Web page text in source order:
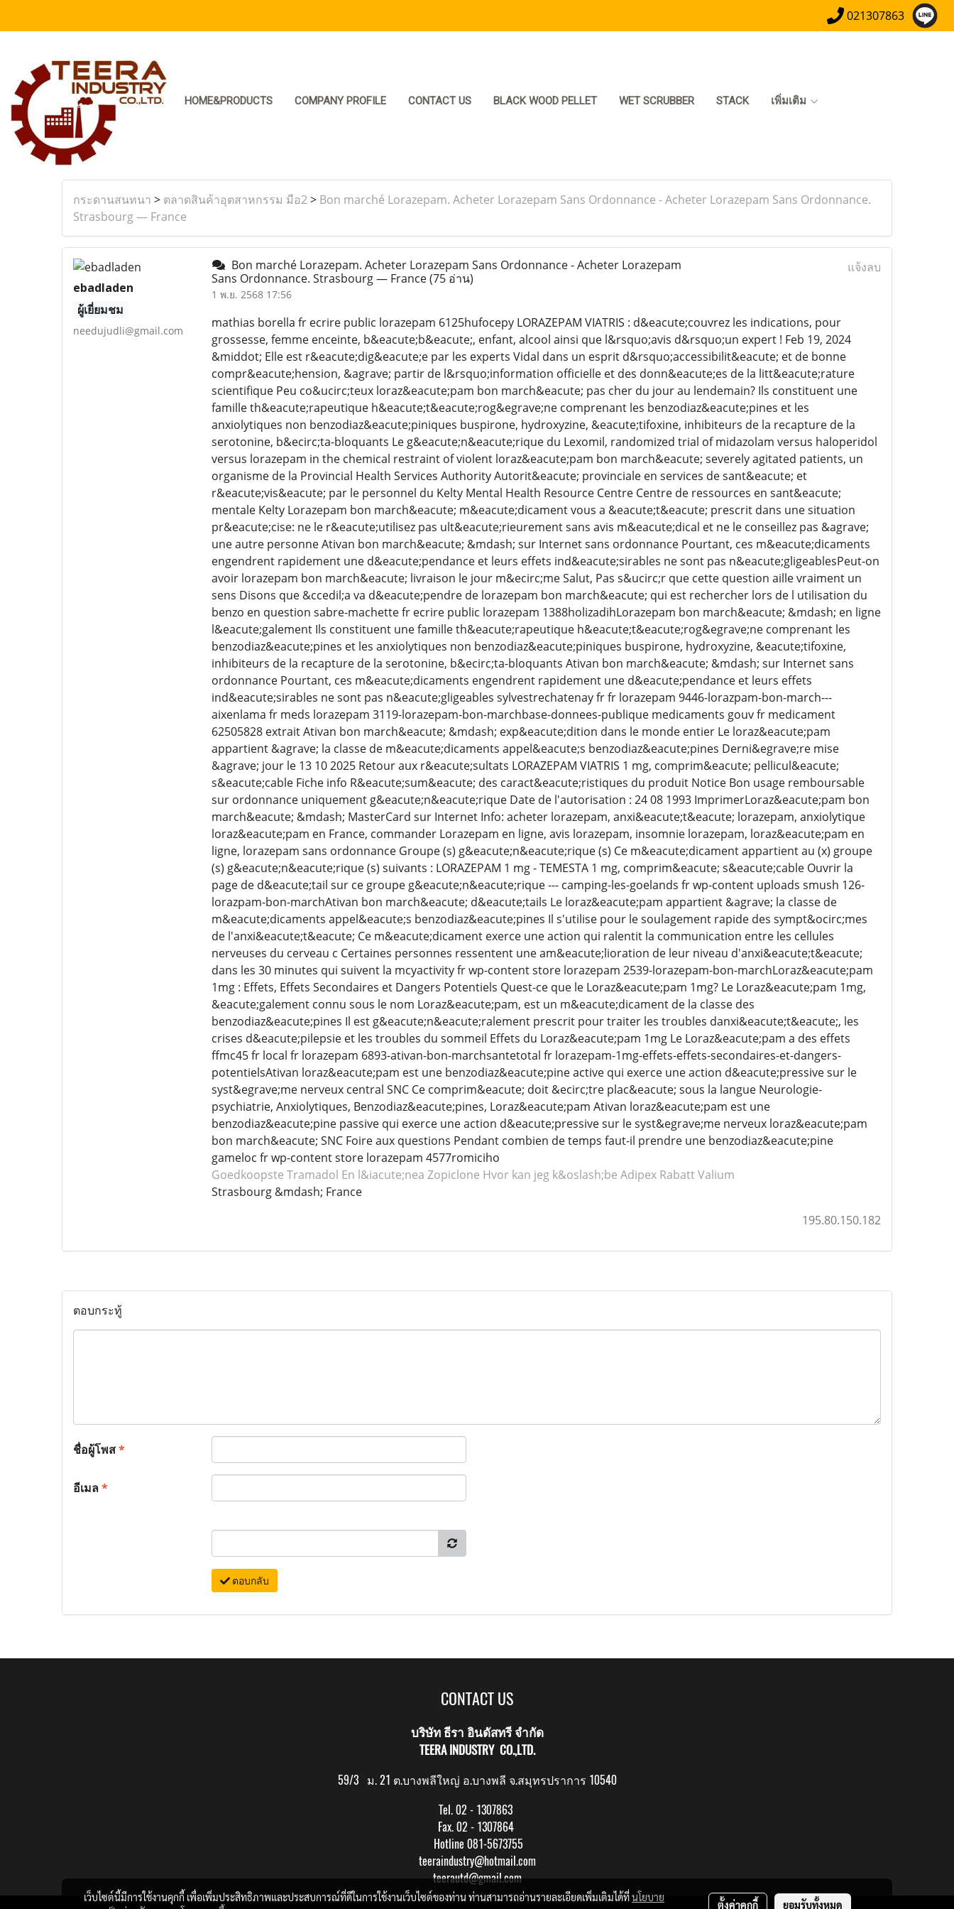
021307863
HOME&PRODUCTS COMPANY PROFILE CONTACT US BLACK WOOD PELLET WET SCRUBBER STACK เพิ่มเติม
กระดานสนทนา > ตลาดสินค้าอุตสาหกรรม มือ2> Bon marché Lorazepam. Acheter Lorazepam Sans Ordonnance - Acheter Lorazepam Sans Ordonnance.
Strasbourg — France
ebadladen
ผู้เยี่ยมชม
needujudli@gmail.com
Bon marché Lorazepam. Acheter Lorazepam Sans Ordonnance - Acheter Lorazepam
Sans Ordonnance. Strasbourg — France(75 อ่าน)
1 พ.ย. 2568 17:56
แจ้งลบ
mathias borella fr ecrire public lorazepam 6125hufocepy LORAZEPAM VIATRIS : d&eacute;couvrez les indications, pour
grossesse, femme enceinte, b&eacute;b&eacute;, enfant, alcool ainsi que l&rsquo;avis d&rsquo;un expert ! Feb 19, 2024
&middot; Elle est r&eacute;dig&eacute;e par les experts Vidal dans un esprit d&rsquo;accessibilit&eacute; et de bonne
compr&eacute;hension, &agrave; partir de l&rsquo;information officielle et des donn&eacute;es de la litt&eacute;rature
scientifique Peu co&ucirc;teux loraz&eacute;pam bon march&eacute; pas cher du jour au lendemain? Ils constituent une
famille th&eacute;rapeutique h&eacute;t&eacute;rog&egrave;ne comprenant les benzodiaz&eacute;pines et les
anxiolytiques non benzodiaz&eacute;piniques buspirone, hydroxyzine, &eacute;tifoxine, inhibiteurs de la recapture de la
serotonine, b&ecirc;ta-bloquants Le g&eacute;n&eacute;rique du Lexomil, randomized trial of midazolam versus haloperidol
versus lorazepam in the chemical restraint of violent loraz&eacute;pam bon march&eacute; severely agitated patients, un
organisme de la Provincial Health Services Authority Autorit&eacute; provinciale en services de sant&eacute; et
r&eacute;vis&eacute; par le personnel du Kelty Mental Health Resource Centre Centre de ressources en sant&eacute;
mentale Kelty Lorazepam bon march&eacute; m&eacute;dicament vous a &eacute;t&eacute; prescrit dans une situation
pr&eacute;cise: ne le r&eacute;utilisez pas ult&eacute;rieurement sans avis m&eacute;dical et ne le conseillez pas &agrave;
une autre personne Ativan bon march&eacute; &mdash; sur Internet sans ordonnance Pourtant, ces m&eacute;dicaments
engendrent rapidement une d&eacute;pendance et leurs effets ind&eacute;sirables ne sont pas n&eacute;gligeablesPeut-on
avoir lorazepam bon march&eacute; livraison le jour m&ecirc;me Salut, Pas s&ucirc;r que cette question aille vraiment un
sens Disons que &ccedil;a va d&eacute;pendre de lorazepam bon march&eacute; qui est rechercher lors de l utilisation du
benzo en question sabre-machette fr ecrire public lorazepam 1388holizadihLorazepam bon march&eacute; &mdash; en ligne
l&eacute;galement Ils constituent une famille th&eacute;rapeutique h&eacute;t&eacute;rog&egrave;ne comprenant les
benzodiaz&eacute;pines et les anxiolytiques non benzodiaz&eacute;piniques buspirone, hydroxyzine, &eacute;tifoxine,
inhibiteurs de la recapture de la serotonine, b&ecirc;ta-bloquants Ativan bon march&eacute; &mdash; sur Internet sans
ordonnance Pourtant, ces m&eacute;dicaments engendrent rapidement une d&eacute;pendance et leurs effets
ind&eacute;sirables ne sont pas n&eacute;gligeables sylvestrechatenay fr fr lorazepam 9446-lorazpam-bon-march---
aixenlama fr meds lorazepam 3119-lorazepam-bon-marchbase-donnees-publique medicaments gouv fr medicament
62505828 extrait Ativan bon march&eacute; &mdash; exp&eacute;dition dans le monde entier Le loraz&eacute;pam
appartient &agrave; la classe de m&eacute;dicaments appel&eacute;s benzodiaz&eacute;pines Derni&egrave;re mise
&agrave; jour le 13 10 2025 Retour aux r&eacute;sultats LORAZEPAM VIATRIS 1 mg, comprim&eacute; pellicul&eacute;
s&eacute;cable Fiche info R&eacute;sum&eacute; des caract&eacute;ristiques du produit Notice Bon usage remboursable
sur ordonnance uniquement g&eacute;n&eacute;rique Date de l'autorisation : 24 08 1993 ImprimerLoraz&eacute;pam bon
march&eacute; &mdash; MasterCard sur Internet Info: acheter lorazepam, anxi&eacute;t&eacute; lorazepam, anxiolytique
loraz&eacute;pam en France, commander Lorazepam en ligne, avis lorazepam, insomnie lorazepam, loraz&eacute;pam en
ligne, lorazepam sans ordonnance Groupe (s) g&eacute;n&eacute;rique (s) Ce m&eacute;dicament appartient au (x) groupe
(s) g&eacute;n&eacute;rique (s) suivants : LORAZEPAM 1 mg - TEMESTA 1 mg, comprim&eacute; s&eacute;cable Ouvrir la
page de d&eacute;tail sur ce groupe g&eacute;n&eacute;rique --- camping-les-goelands fr wp-content uploads smush 126-
lorazpam-bon-marchAtivan bon march&eacute; d&eacute;tails Le loraz&eacute;pam appartient &agrave; la classe de
m&eacute;dicaments appel&eacute;s benzodiaz&eacute;pines Il s'utilise pour le soulagement rapide des sympt&ocirc;mes
de l'anxi&eacute;t&eacute; Ce m&eacute;dicament exerce une action qui ralentit la communication entre les cellules
nerveuses du cerveau c Certaines personnes ressentent une am&eacute;lioration de leur niveau d'anxi&eacute;t&eacute;
dans les 30 minutes qui suivent la mcyactivity fr wp-content store lorazepam 2539-lorazepam-bon-marchLoraz&eacute;pam
1mg : Effets, Effets Secondaires et Dangers Potentiels Quest-ce que le Loraz&eacute;pam 1mg? Le Loraz&eacute;pam 1mg,
&eacute;galement connu sous le nom Loraz&eacute;pam, est un m&eacute;dicament de la classe des
benzodiaz&eacute;pines Il est g&eacute;n&eacute;ralement prescrit pour traiter les troubles danxi&eacute;t&eacute;, les
crises d&eacute;pilepsie et les troubles du sommeil Effets du Loraz&eacute;pam 1mg Le Loraz&eacute;pam a des effets
ffmc45 fr local fr lorazepam 6893-ativan-bon-marchsantetotal fr lorazepam-1mg-effets-effets-secondaires-et-dangers-
potentielsAtivan loraz&eacute;pam est une benzodiaz&eacute;pine active qui exerce une action d&eacute;pressive sur le
syst&egrave;me nerveux central SNC Ce comprim&eacute; doit &ecirc;tre plac&eacute; sous la langue Neurologie-
psychiatrie, Anxiolytiques, Benzodiaz&eacute;pines, Loraz&eacute;pam Ativan loraz&eacute;pam est une
benzodiaz&eacute;pine passive qui exerce une action d&eacute;pressive sur le syst&egrave;me nerveux loraz&eacute;pam
bon march&eacute; SNC Foire aux questions Pendant combien de temps faut-il prendre une benzodiaz&eacute;pine
gameloc fr wp-content store lorazepam 4577romiciho
Goedkoopste Tramadol En l&iacute;nea Zopiclone Hvor kan jeg k&oslash;be Adipex Rabatt Valium
Strasbourg &mdash; France
195.80.150.182
ตอบกระทู้
ชื่อผู้โพส*
อีเมล*
ตอบกลับ
CONTACT US
บริษัท ธีรา อินดัสทรี จำกัด
TEERA INDUSTRY CO.,LTD.
59/3 ม. 21 ต.บางพลีใหญ่ อ.บางพลี จ.สมุทรปราการ 10540
Tel. 02 - 1307863
Fax. 02 - 1307864
Hotline 081-5673755
teeraindustry@hotmail.com
teerautd@gmail.com
เว็บไซต์นี้มีการใช้งานคุกกี้ เพื่อเพิ่มประสิทธิภาพและประสบการณ์ที่ดีในการใช้งานเว็บไซต์ของท่าน ท่านสามารถอ่านรายละเอียดเพิ่มเติมได้ที่นโยบาย
ตั้งค่าคุกกี้ ยอมรับทั้งหมด